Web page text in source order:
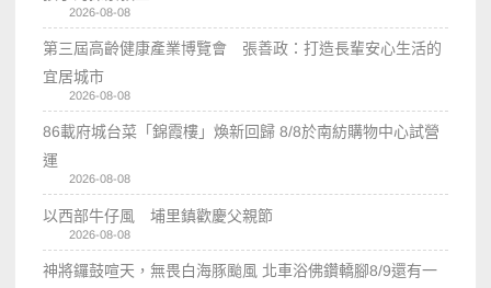
2026-08-08
第三屆高齡健康產業博覽會 張善政：打造長輩安心生活的
宜居城市
2026-08-08
86載府城台菜「錦霞樓」煥新回歸 8/8於南紡購物中心試營
運
2026-08-08
以西部牛仔風 埔里鎮歡慶父親節
2026-08-08
神將鑼鼓喧天，無畏白海豚颱風 北車浴佛鑽轎腳8/9還有一